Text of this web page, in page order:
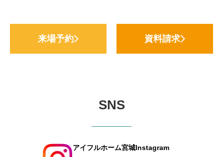
来場予約 資料請求
SNS
アイフルホーム宮城Instagram